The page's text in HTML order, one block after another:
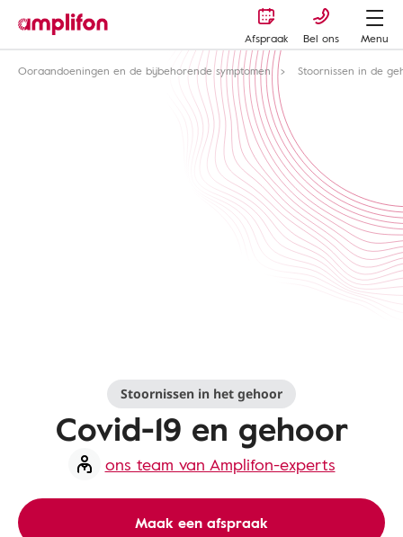
Afspraak Bel ons
Menu
Ooraandoeningen en de bijbehorende symptomen
Stoornissen in de
Stoornissen in het gehoor
Covid-19 en gehoor
ons team van Amplifon-experts
Maak een afspraak